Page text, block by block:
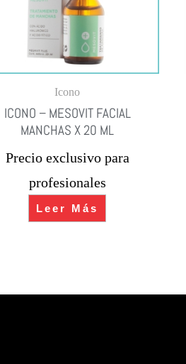
Icono
ICONO – MESOVIT FACIAL
MANCHAS X 20 ML
Precio exclusivo para
profesionales
Leer Más